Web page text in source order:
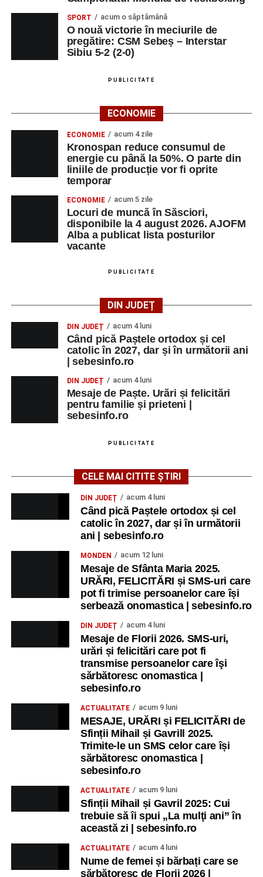
SPORT acum o săptămână
O nouă victorie în meciurile de
pregătire: CSM Sebeș – Interstar
Sibiu 5-2 (2-0)
PUBLICITATE
ECONOMIE
ECONOMIE acum 4 zile
Kronospan reduce consumul de
energie cu până la 50%. O parte din
liniile de producție vor fi oprite
temporar
ECONOMIE acum 5 zile
Locuri de muncă în Săsciori,
disponibile la 4 august 2026. AJOFM
Alba a publicat lista posturilor
vacante
PUBLICITATE
DIN JUDEȚ
DIN JUDEȚ acum 4 luni
Când pică Paștele ortodox și cel
catolic în 2027, dar și în următorii ani
| sebesinfo.ro
DIN JUDEȚ acum 4 luni
Mesaje de Paște. Urări și felicitări
pentru familie și prieteni |
sebesinfo.ro
PUBLICITATE
CELE MAI CITITE ȘTIRI
DIN JUDEȚ acum 4 luni
Când pică Paștele ortodox și cel
catolic în 2027, dar și în următorii
ani | sebesinfo.ro
MONDEN acum 12 luni
Mesaje de Sfânta Maria 2025.
URĂRI, FELICITĂRI și SMS-uri care
pot fi trimise persoanelor care își
serbează onomastica | sebesinfo.ro
DIN JUDEȚ acum 4 luni
Mesaje de Florii 2026. SMS-uri,
urări și felicitări care pot fi
transmise persoanelor care îşi
sărbătoresc onomastica |
sebesinfo.ro
ACTUALITATE acum 9 luni
MESAJE, URĂRI și FELICITĂRI de
Sfinții Mihail și Gavrill 2025.
Trimite-le un SMS celor care își
sărbătoresc onomastica |
sebesinfo.ro
ACTUALITATE acum 9 luni
Sfinții Mihail și Gavril 2025: Cui
trebuie să îi spui „La mulţi ani” în
această zi | sebesinfo.ro
ACTUALITATE acum 4 luni
Nume de femei și bărbați care se
sărbătoresc de Florii 2026 |